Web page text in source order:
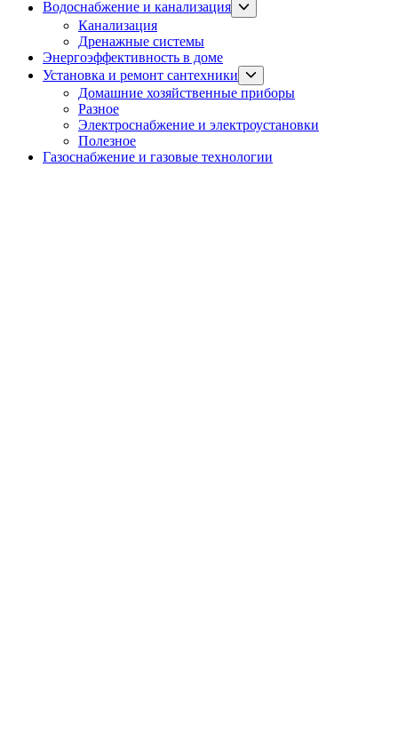
Водоснабжение и канализация
Show
sub
Канализация
Дренажные системы
Энергоэффективность в доме
Установка и ремонт сантехники
sub
menu
Домашние хозяйственные приборы
Разное
Электроснабжение и электроустановки
Полезное
Газоснабжение и газовые технологии